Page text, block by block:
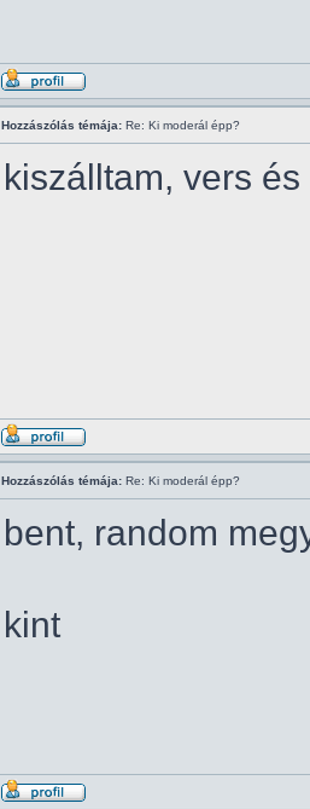
Hozzászólás témája: Re: Ki moderál épp?
kiszálltam, vers
Hozzászólás témája: Re: Ki moderál épp?
bent, random
kint